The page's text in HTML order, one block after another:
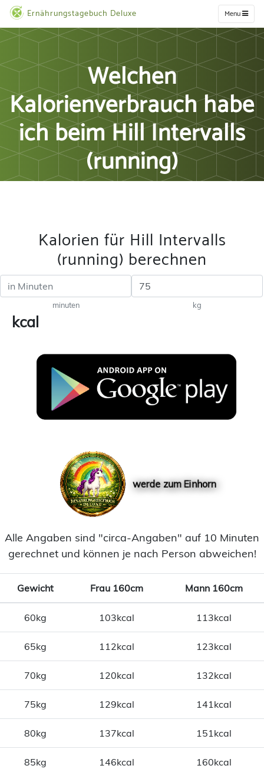
Ernährungstagebuch Deluxe Menu
Welchen
Kalorienverbrauch habe
ich beim Hill Intervalls
(running)
Kalorien für Hill Intervalls
(running) berechnen
minuten kg
kcal
werde zum Einhorn
Alle Angaben sind "circa-Angaben" auf 10 Minuten
gerechnet und können je nach Person abweichen!
Gewicht Frau 160cm Mann 160cm
60kg 103kcal 113kcal
65kg 112kcal 123kcal
70kg 120kcal 132kcal
75kg 129kcal 141kcal
80kg 137kcal 151kcal
85kg 146kcal 160kcal